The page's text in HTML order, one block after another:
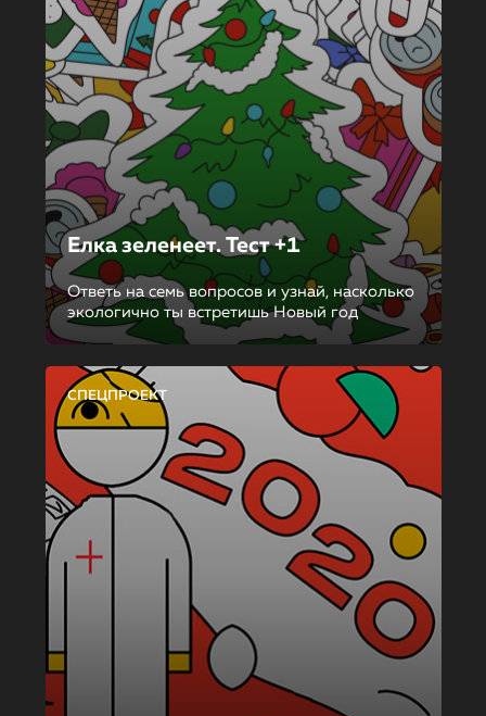
Елка зеленеет. Тест +1
Ответь на семь вопросов и узнай, насколько
экологично ты встретишь Новый год
СПЕЦПРОЕКТ